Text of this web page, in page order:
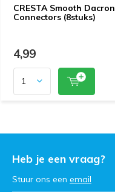
CRESTA Smooth Dacron
Connectors (8stuks)
4,99
Heb je een vraag?
Stuur ons een email